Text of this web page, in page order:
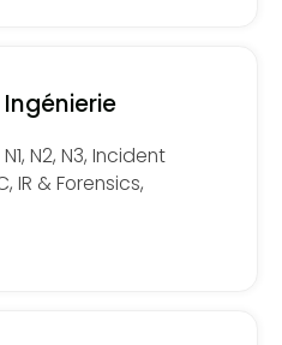
N2, N3, Incident
IR & Forensics,